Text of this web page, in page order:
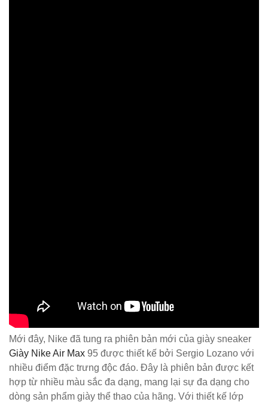
Mới đây, Nike đã tung ra phiên bản mới của giày sneaker
Giày Nike Air Max 95 được thiết kế bởi Sergio Lozano với
nhiều điểm đặc trưng độc đáo. Đây là phiên bản được kết
hợp từ nhiều màu sắc đa dạng, mang lại sự đa dạng cho
dòng sản phẩm giày thể thao của hãng. Với thiết kế lớp